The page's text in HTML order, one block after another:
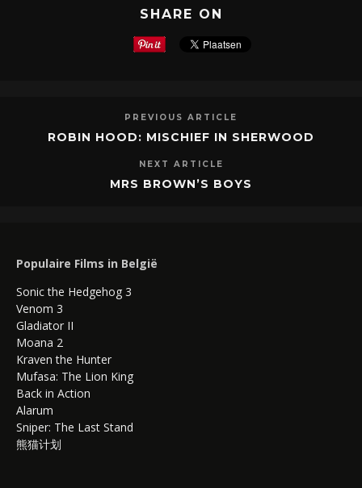
SHARE ON
PREVIOUS ARTICLE
ROBIN HOOD: MISCHIEF IN SHERWOOD
NEXT ARTICLE
MRS BROWN’S BOYS
Populaire Films in België
Sonic the Hedgehog 3
Venom 3
Gladiator II
Moana 2
Kraven the Hunter
Mufasa: The Lion King
Back in Action
Alarum
Sniper: The Last Stand
熊猫计划